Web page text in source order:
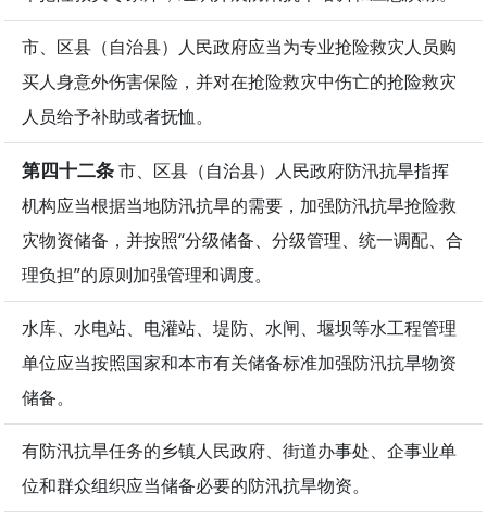
市、区县（自治县）人民政府应当为专业抢险救灾人员购
买人身意外伤害保险，并对在抢险救灾中伤亡的抢险救灾
人员给予补助或者抚恤。
第四十二条市、区县（自治县）人民政府防汛抗旱指挥
机构应当根据当地防汛抗旱的需要，加强防汛抗旱抢险救
灾物资储备，并按照“分级储备、分级管理、统一调配、合
理负担”的原则加强管理和调度。
水库、水电站、电灌站、堤防、水闸、堰坝等水工程管理
单位应当按照国家和本市有关储备标准加强防汛抗旱物资
储备。
有防汛抗旱任务的乡镇人民政府、街道办事处、企事业单
位和群众组织应当储备必要的防汛抗旱物资。